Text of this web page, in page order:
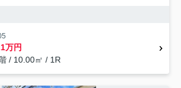
万円
/ 10.00㎡ / 1R